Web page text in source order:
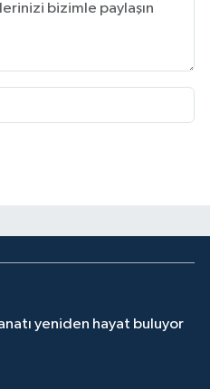
yeniden hayat buluyor